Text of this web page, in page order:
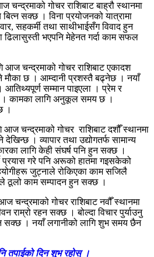
गोचर राशिबाट बाह्रौ स्थानमा
सक्छ । विना प्रयोजनको यात्रामा
सहकर्मी तथा साथीभाईसँग विवाद हुन
ढिलासुस्ती भएपनि मेहेनत गर्दा काम सफल
आज चन्द्रमाको गोचर राशिबाट एकादश
मौका छ । आम्दानी प्रशस्तै बढ्नेछ । नयाँ
आतिथ्यपूर्ण सम्मान पाइएला । प्रेम र
। कामका लागि अनुकूल समय छ ।
।
चन्द्रमाको गोचर राशिबाट दशौँ स्थानमा
देखिन्छ । व्यापार तथा उद्योगतर्फ सामान्य
लागि केही संघर्ष पनि हुन सक्छ ।
प्रयास गरे पनि अरूको हातमा गइसकेको
जुट्नाले रोकिएका काम सजिलै
ठूलो काम सम्पादन हुन सक्छ ।
चन्द्रमाको गोचर राशिबाट नवौँ स्थानमा
राम्रो रहन सक्छ । बोल्दा विचार पुर्याउनु
सक्छ । नयाँ लगानीको लागि शुभ समय छैन
तपाईको दिन शुभ रहोस् ।